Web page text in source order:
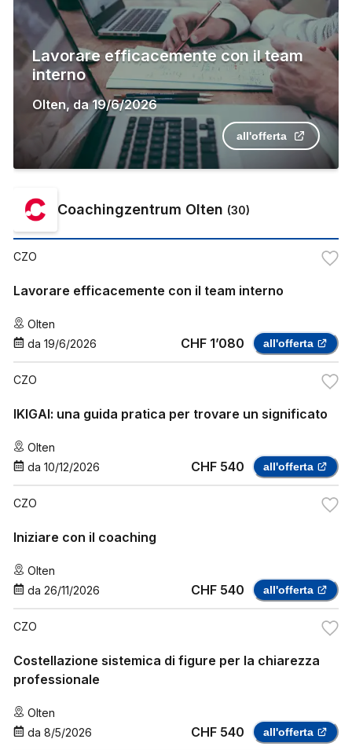
Lavorare efficacemente con il team
interno
Olten, da 19/6/2026
all'offerta
Coachingzentrum Olten (30)
CZO
Lavorare efficacemente con il team interno
Olten
da 19/6/2026 CHF 1’080 all'offerta
CZO
IKIGAI: una guida pratica per trovare un significato
Olten
da 10/12/2026 CHF 540 all'offerta
CZO
Iniziare con il coaching
Olten
da 26/11/2026 CHF 540 all'offerta
CZO
Costellazione sistemica di figure per la chiarezza
professionale
Olten
da 8/5/2026 CHF 540 all'offerta